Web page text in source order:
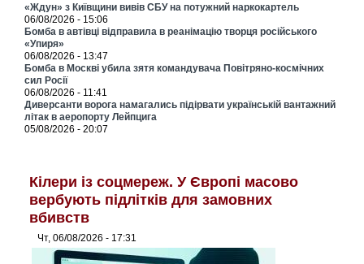
«Ждун» з Київщини вивів СБУ на потужний наркокартель
06/08/2026 - 15:06
Бомба в автівці відправила в реанімацію творця російського
«Упиря»
06/08/2026 - 13:47
Бомба в Москві убила зятя командувача Повітряно-космічних
сил Росії
06/08/2026 - 11:41
Диверсанти ворога намагались підірвати українській вантажний
літак в аеропорту Лейпцига
05/08/2026 - 20:07
Кілери із соцмереж. У Європі масово
вербують підлітків для замовних
вбивств
Чт, 06/08/2026 - 17:31